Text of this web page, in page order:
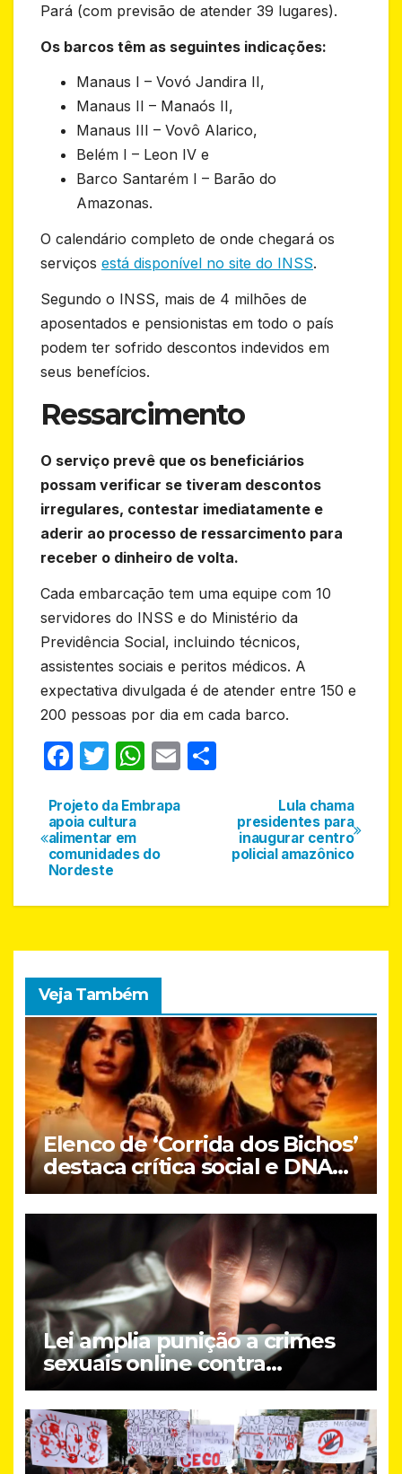
Pará (com previsão de atender 39 lugares).
Os barcos têm as seguintes indicações:
Manaus I – Vovó Jandira II,
Manaus II – Manaós II,
Manaus III – Vovô Alarico,
Belém I – Leon IV e
Barco Santarém I – Barão do
Amazonas.
O calendário completo de onde chegará os
serviços está disponível no site do INSS.
Segundo o INSS, mais de 4 milhões de
aposentados e pensionistas em todo o país
podem ter sofrido descontos indevidos em
seus benefícios.
Ressarcimento
O serviço prevê que os beneficiários
possam verificar se tiveram descontos
irregulares, contestar imediatamente e
aderir ao processo de ressarcimento para
receber o dinheiro de volta.
Cada embarcação tem uma equipe com 10
servidores do INSS e do Ministério da
Previdência Social, incluindo técnicos,
assistentes sociais e peritos médicos. A
expectativa divulgada é de atender entre 150 e
200 pessoas por dia em cada barco.
F
c
e
b
o
k
T
itt
er
W
at
s
A
p
E
ar
Navegação
de
Lula chama
presidentes para
inaugurar centro
policial amazônico
Projeto da Embrapa
apoia cultura
alimentar em
comunidades do
Nordeste
Veja Também
Elenco de ‘Corrida dos Bichos’
destaca crítica social e DNA
brasileiro do novo filme do
Prime Video
Lei amplia punição a crimes
sexuais online contra
crianças; entenda